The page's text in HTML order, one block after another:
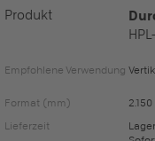
Produkt
Empfohlene Verwendung
Format (mm)
Lieferzeit